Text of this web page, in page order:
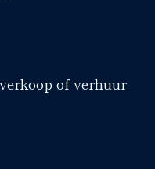
of verhuur